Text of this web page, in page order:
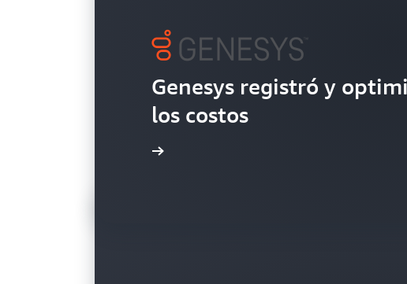
Genesys registró y
los costos